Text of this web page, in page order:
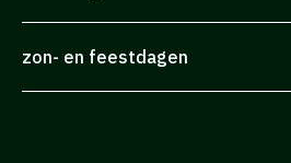
zon- en feestdagen